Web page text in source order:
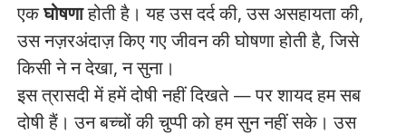
एकघोषणाहोती है। यह उस दर्द की, उस असहायता की,
उस नज़रअंदाज़ किए गए जीवन की घोषणा होती है, जिसे
किसी ने न देखा, न सुना।
इस त्रासदी में हमें दोषी नहीं दिखते — पर शायद हम सब
दोषी हैं। उन बच्चों की चुप्पी को हम सुन नहीं सके। उस